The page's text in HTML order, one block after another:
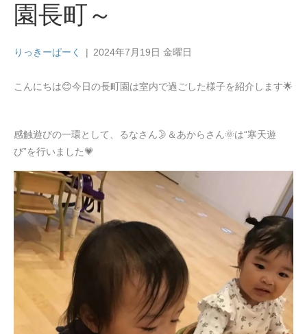
園長町～
りっきーぱーく | 2024年7月19日 金曜日
こんにちは😊今日の長町園は室内で過ごした様子を紹介します🌟
感触遊びの一環として、るなさん🌛＆あからさん🌞は“寒天遊
び”を行いました💗